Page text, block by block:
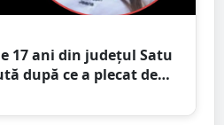
17 ani din județul Satu
după ce a plecat de
Poliția cere ajutorul